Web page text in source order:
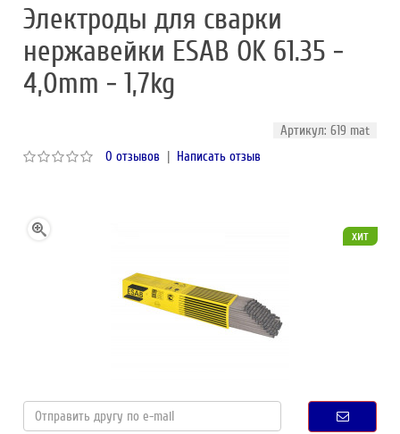
Электроды для сварки
нержавейки ESAB OK 61.35 -
4,0mm - 1,7kg
Артикул: 619 mat
0 отзывов | Написать отзыв
хит